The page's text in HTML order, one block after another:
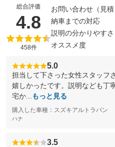
総合評価
4.8 （5点満
458件
お問い合わせ（見積
納車までの対応
説明の分かりやすさ
オススメ度
5.0
担当して下さった女性スタッフ
嬉しかったです。説明なども丁
宅か...
もっと見る
購入した車種：スズキアルトラパン
ハナ
3.5